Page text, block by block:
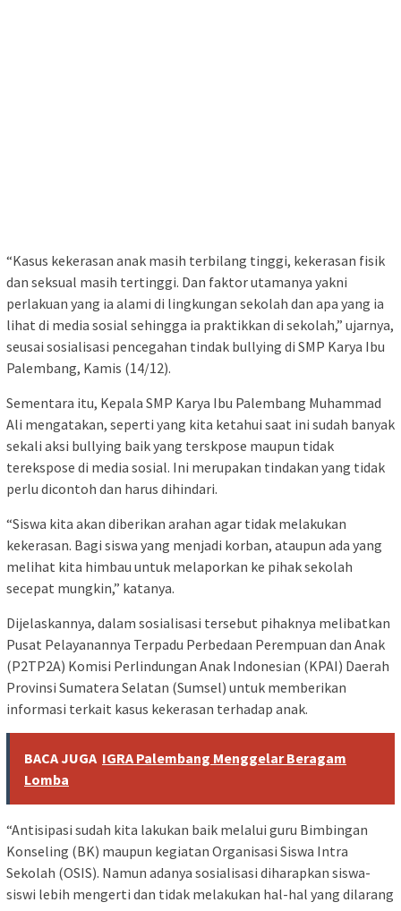
“Kasus kekerasan anak masih terbilang tinggi, kekerasan fisik
dan seksual masih tertinggi. Dan faktor utamanya yakni
perlakuan yang ia alami di lingkungan sekolah dan apa yang ia
lihat di media sosial sehingga ia praktikkan di sekolah,” ujarnya,
seusai sosialisasi pencegahan tindak bullying di SMP Karya Ibu
Palembang, Kamis (14/12).
Sementara itu, Kepala SMP Karya Ibu Palembang Muhammad
Ali mengatakan, seperti yang kita ketahui saat ini sudah banyak
sekali aksi bullying baik yang terskpose maupun tidak
terekspose di media sosial. Ini merupakan tindakan yang tidak
perlu dicontoh dan harus dihindari.
“Siswa kita akan diberikan arahan agar tidak melakukan
kekerasan. Bagi siswa yang menjadi korban, ataupun ada yang
melihat kita himbau untuk melaporkan ke pihak sekolah
secepat mungkin,” katanya.
Dijelaskannya, dalam sosialisasi tersebut pihaknya melibatkan
Pusat Pelayanannya Terpadu Perbedaan Perempuan dan Anak
(P2TP2A) Komisi Perlindungan Anak Indonesian (KPAI) Daerah
Provinsi Sumatera Selatan (Sumsel) untuk memberikan
informasi terkait kasus kekerasan terhadap anak.
BACA JUGA IGRA Palembang Menggelar Beragam
Lomba
“Antisipasi sudah kita lakukan baik melalui guru Bimbingan
Konseling (BK) maupun kegiatan Organisasi Siswa Intra
Sekolah (OSIS). Namun adanya sosialisasi diharapkan siswa-
siswi lebih mengerti dan tidak melakukan hal-hal yang dilarang